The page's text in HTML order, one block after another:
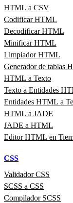
HTML a CSV
Codificar HTML
Decodificar HTML
Minificar HTML
Limpiador HTML
Generador de tablas
HTML a Texto
Texto a Entidades
Entidades HTML a
HTML a JADE
JADE a HTML
Editor HTML en
CSS
Validador CSS
SCSS a CSS
Compilador SCSS